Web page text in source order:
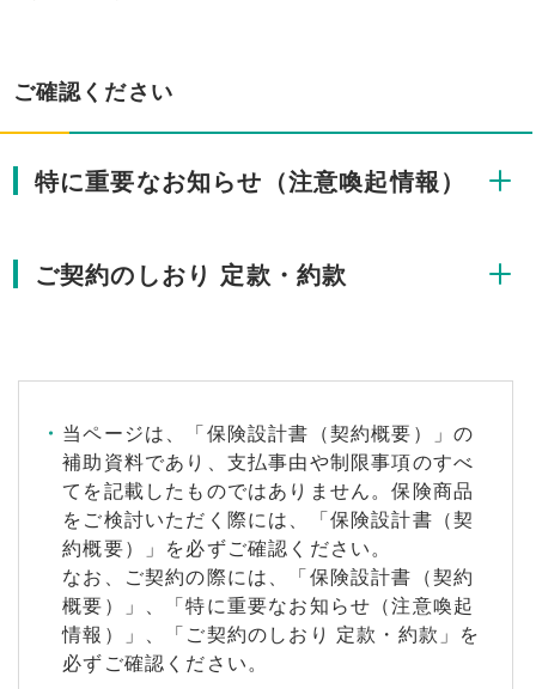
ご確認ください
特に重要なお知らせ（注意喚起情報）
ご契約のしおり 定款・約款
当ページは、「保険設計書（契約概要）」の
補助資料であり、支払事由や制限事項のすべ
てを記載したものではありません。保険商品
をご検討いただく際には、「保険設計書（契
約概要）」を必ずご確認ください。
なお、ご契約の際には、「保険設計書（契約
概要）」、「特に重要なお知らせ（注意喚起
情報）」、「ご契約のしおり 定款・約款」を
必ずご確認ください。